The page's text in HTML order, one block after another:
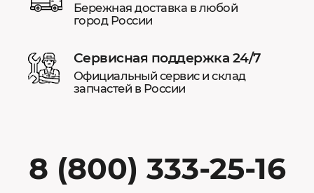
Бережная доставка в любой
город России
Сервисная поддержка 24/7
Официальный сервис и склад
запчастей в России
8 (800) 333-25-16